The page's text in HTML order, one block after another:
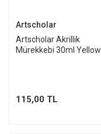
Artscholar
Artscholar Akrillik
Mürekkebi 30ml Yellow
115,00 TL